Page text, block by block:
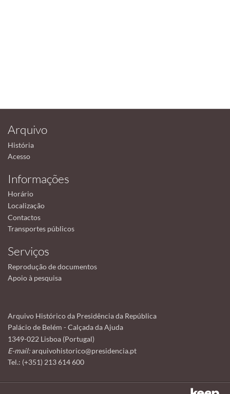
Arquivo
História
Acesso
Informações
Horário
Localização
Contactos
Transportes públicos
Serviços
Reprodução de documentos
Apoio à pesquisa
Arquivo Histórico da Presidência da República
Palácio de Belém - Calçada da Ajuda
1349-022 Lisboa (Portugal)
E-mail:arquivohistorico@presidencia.pt
Tel.: (+351) 213 614 600